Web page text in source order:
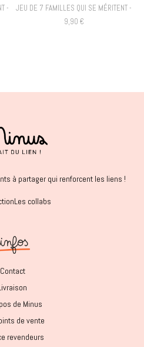
-
JEU DE 7 FAMILLES QUI SE MÉRITENT -
9,90 €
à partager qui renforcent les liens !
Les collabs
Contact
de Minus
de vente
revendeurs